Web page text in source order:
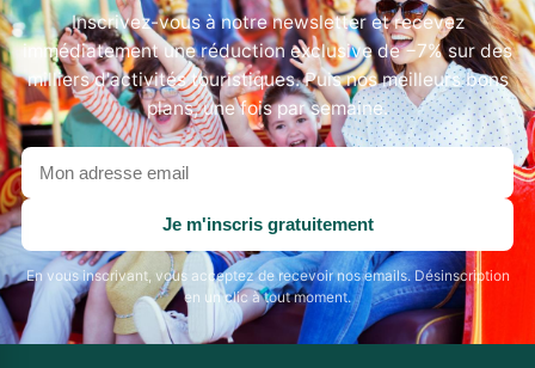
Inscrivez-vous à notre newsletter et recevez
immédiatement une réduction exclusive de −7% sur des
milliers d'activités touristiques. Puis nos meilleurs bons
plans, une fois par semaine.
Votre
adresse
email
Je m'inscris gratuitement
En vous inscrivant, vous acceptez de recevoir nos emails. Désinscription
en un clic à tout moment.